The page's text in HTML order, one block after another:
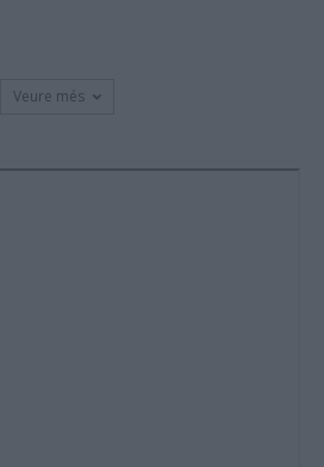
Veure més